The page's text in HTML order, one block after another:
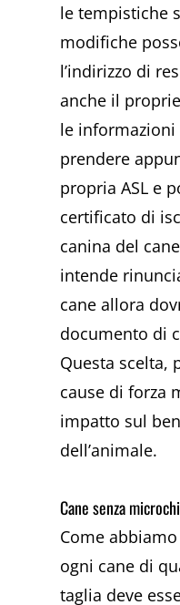
le tempistiche
modifiche
l’indirizzo di
anche il
le informazioni
prendere
propria ASL e
certificato di
canina del
intende
cane allora
documento di
Questa scelta,
cause di forza
impatto sul
dell’animale.
Cane senza
Come
ogni cane di
taglia deve